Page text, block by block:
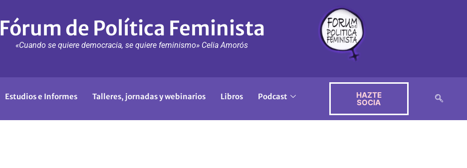
Fórum de Política Feminista
«Cuando se quiere democracia, se quiere feminismo» Celia Amorós
Estudios e Informes Talleres, jornadas y webinarios Libros
Podcast
HAZTE
SOCIA